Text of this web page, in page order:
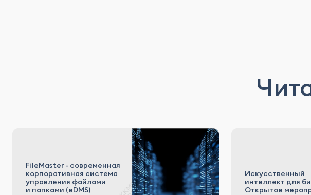
FileMaster - современная
корпоративная система
управления файлами
и папками (eDMS)
Искусственный
интеллект для
Открытое